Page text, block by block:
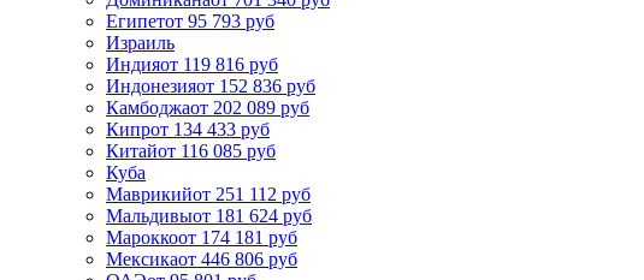
Египетот 95 793 руб
Израиль
Индияот 119 816 руб
Индонезияот 152 836 руб
Камбоджаот 202 089 руб
Кипрот 134 433 руб
Китайот 116 085 руб
Куба
Маврикийот 251 112 руб
Мальдивыот 181 624 руб
Мароккоот 174 181 руб
Мексикаот 446 806 руб